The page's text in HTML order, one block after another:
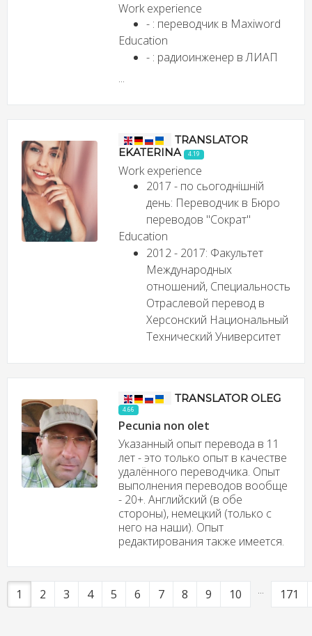
Work experience
- : переводчик в Maxiword
Education
- : радиоинженер в ЛИАП
...
TRANSLATOR
EKATERINA
4.19
Work experience
2017 - по сьогоднішній
день: Переводчик в Бюро
переводов "Сократ"
Education
2012 - 2017: Факультет
Международных
отношений, Специальность
Отраслевой перевод в
Херсонский Национальный
Технический Университет
TRANSLATOR OLEG
4.66
Pecunia non olet
Указанный опыт перевода в 11
лет - это только опыт в качестве
удалённого переводчика. Опыт
выполнения переводов вообще
- 20+. Английский (в обе
стороны), немецкий (только с
него на наши). Опыт
редактирования также имеется.
1 2 3 4 5 6 7 8 9 10 ... 171